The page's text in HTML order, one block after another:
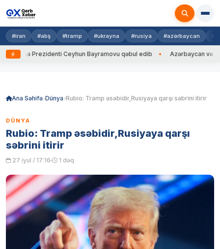
#iran #abş #tramp #ukrayna #rusiya #azərbaycan
Prezidenti Ceyhun Bayramovu qəbul edib Azərbaycan və
Ana Səhifə Dünya Rubio: Tramp əsəbidir,Rusiyaya qarşı səbrini itirir
DÜNYA
Rubio: Tramp əsəbidir,Rusiyaya qarşı
səbrini itirir
27 iyul / 17:16 1 dəq